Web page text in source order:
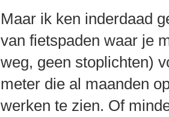
Maar ik ken inderdaad
van fietspaden waar je
weg, geen stoplichten)
meter die al maanden
werken te zien. Of